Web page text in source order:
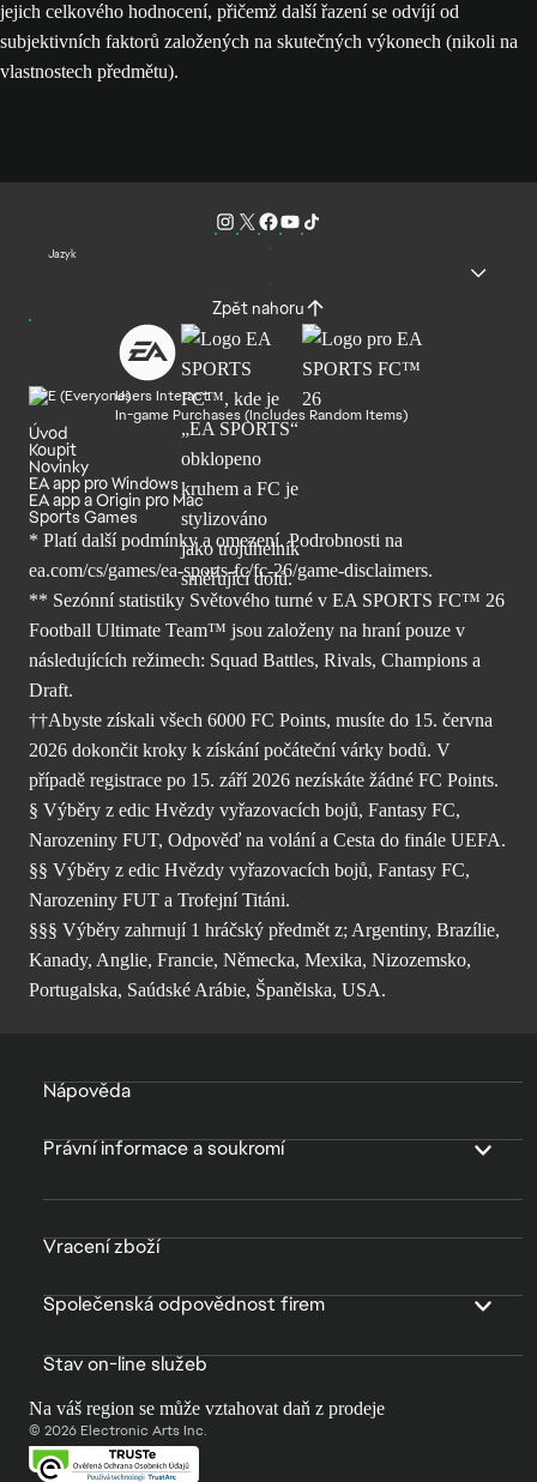
jejich celkového hodnocení, přičemž další řazení se odvíjí od
subjektivních faktorů založených na skutečných výkonech (nikoli na
vlastnostech předmětu).
Jazyk
Zpět nahoru
Users Interact
In-game Purchases (Includes Random Items)
Úvod
Koupit
Novinky
EA app pro Windows
EA app a Origin pro Mac
Sports Games
* Platí další podmínky a omezení. Podrobnosti na
ea.com/cs/games/ea-sports-fc/fc-26/game-disclaimers.
** Sezónní statistiky Světového turné v EA SPORTS FC™ 26
Football Ultimate Team™ jsou založeny na hraní pouze v
následujících režimech: Squad Battles, Rivals, Champions a
Draft.
††Abyste získali všech 6000 FC Points, musíte do 15. června
2026 dokončit kroky k získání počáteční várky bodů. V
případě registrace po 15. září 2026 nezískáte žádné FC Points.
§ Výběry z edic Hvězdy vyřazovacích bojů, Fantasy FC,
Narozeniny FUT, Odpověď na volání a Cesta do finále UEFA.
§§ Výběry z edic Hvězdy vyřazovacích bojů, Fantasy FC,
Narozeniny FUT a Trofejní Titáni.
§§§ Výběry zahrnují 1 hráčský předmět z; Argentiny, Brazílie,
Kanady, Anglie, Francie, Německa, Mexika, Nizozemsko,
Portugalska, Saúdské Arábie, Španělska, USA.
Nápověda
Právní informace a soukromí
Vracení zboží
Společenská odpovědnost firem
Stav on-line služeb
Na váš region se může vztahovat daň z prodeje
© 2026 Electronic Arts Inc.